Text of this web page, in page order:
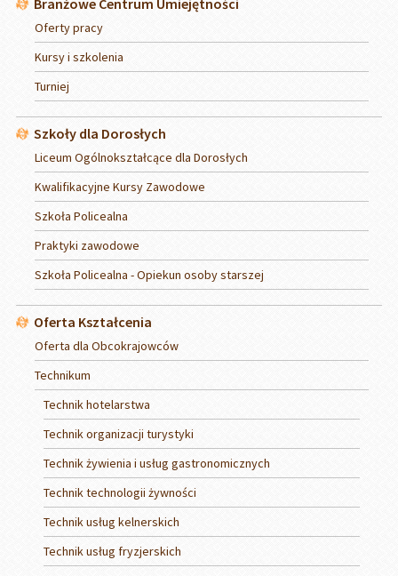
Branżowe Centrum Umiejętności
Oferty pracy
Kursy i szkolenia
Turniej
Szkoły dla Dorosłych
Liceum Ogólnokształcące dla Dorosłych
Kwalifikacyjne Kursy Zawodowe
Szkoła Policealna
Praktyki zawodowe
Szkoła Policealna - Opiekun osoby starszej
Oferta Kształcenia
Oferta dla Obcokrajowców
Technikum
Technik hotelarstwa
Technik organizacji turystyki
Technik żywienia i usług gastronomicznych
Technik technologii żywności
Technik usług kelnerskich
Technik usług fryzjerskich